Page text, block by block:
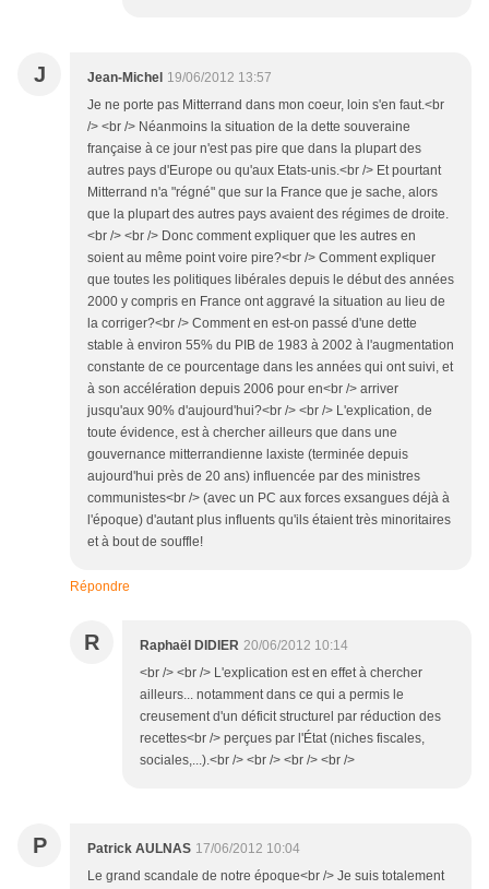
J Jean-Michel 19/06/2012 13:57
Je ne porte pas Mitterrand dans mon coeur, loin s'en faut.<br
/> <br /> Néanmoins la situation de la dette souveraine
française à ce jour n'est pas pire que dans la plupart des
autres pays d'Europe ou qu'aux Etats-unis.<br /> Et pourtant
Mitterrand n'a "régné" que sur la France que je sache, alors
que la plupart des autres pays avaient des régimes de droite.
<br /> <br /> Donc comment expliquer que les autres en
soient au même point voire pire?<br /> Comment expliquer
que toutes les politiques libérales depuis le début des années
2000 y compris en France ont aggravé la situation au lieu de
la corriger?<br /> Comment en est-on passé d'une dette
stable à environ 55% du PIB de 1983 à 2002 à l'augmentation
constante de ce pourcentage dans les années qui ont suivi, et
à son accélération depuis 2006 pour en<br /> arriver
jusqu'aux 90% d'aujourd'hui?<br /> <br /> L'explication, de
toute évidence, est à chercher ailleurs que dans une
gouvernance mitterrandienne laxiste (terminée depuis
aujourd'hui près de 20 ans) influencée par des ministres
communistes<br /> (avec un PC aux forces exsangues déjà à
l'époque) d'autant plus influents qu'ils étaient très minoritaires
et à bout de souffle!
Répondre
R Raphaël DIDIER 20/06/2012 10:14
<br /> <br /> L'explication est en effet à chercher
ailleurs... notamment dans ce qui a permis le
creusement d'un déficit structurel par réduction des
recettes<br /> perçues par l'État (niches fiscales,
sociales,...).<br /> <br /> <br /> <br />
P Patrick AULNAS 17/06/2012 10:04
Le grand scandale de notre époque<br /> Je suis totalement